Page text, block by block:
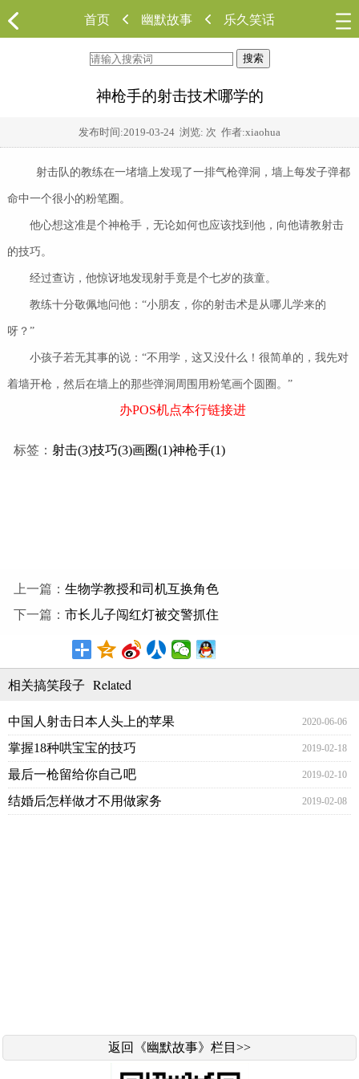
首页 幽默故事 乐久笑话
搜索
神枪手的射击技术哪学的
发布时间:2019-03-24 浏览: 次 作者:xiaohua
射击队的教练在一堵墙上发现了一排气枪弹洞，墙上每发子弹都
命中一个很小的粉笔圈。
他心想这准是个神枪手，无论如何也应该找到他，向他请教射击
的技巧。
经过查访，他惊讶地发现射手竟是个七岁的孩童。
教练十分敬佩地问他：“小朋友，你的射击术是从哪儿学来的
呀？”
小孩子若无其事的说：“不用学，这又没什么！很简单的，我先对
着墙开枪，然后在墙上的那些弹洞周围用粉笔画个圆圈。”
办POS机点本行链接进
标签： 射击(3)技巧(3)画圈(1)神枪手(1)
上一篇： 生物学教授和司机互换角色
下一篇： 市长儿子闯红灯被交警抓住
相关搞笑段子 Related
中国人射击日本人头上的苹果 2020-06-06
掌握18种哄宝宝的技巧 2019-02-18
最后一枪留给你自己吧 2019-02-10
结婚后怎样做才不用做家务 2019-02-08
返回《幽默故事》栏目>>